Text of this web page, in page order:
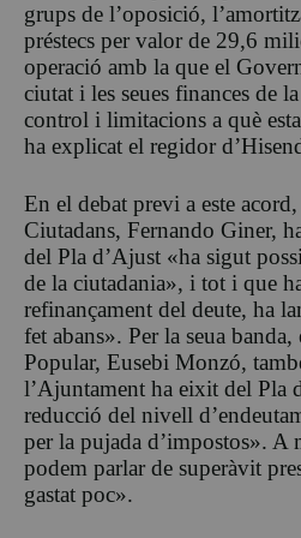
grups de l’oposició,
préstecs per valor de 29,6
operació amb la que el
ciutat i les seues finances de
control i limitacions a què
ha explicat el regidor
En el debat previ a este
Ciutadans, Fernando Giner,
del Pla d’Ajust «ha sigut
de la ciutadania», i tot i que
refinançament del deute, ha
fet abans». Per la seua
Popular, Eusebi Monzó,
l’Ajuntament ha eixit del Pla
reducció del nivell
per la pujada d’impostos». A
podem parlar de superàvit
gastat poc».